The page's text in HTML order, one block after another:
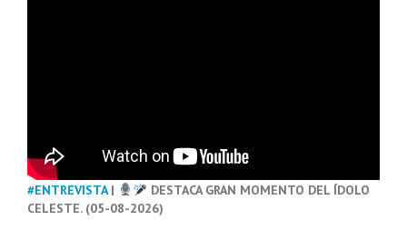
#ENTREVISTA|
DESTACA GRAN MOMENTO DEL ÍDOLO
CELESTE. (05-08-2026)